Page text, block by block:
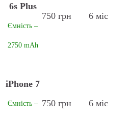
6s Plus
Ємність –
2750 mAh
750 грн 6 міс
iPhone 7
Ємність – 750 грн 6 міс